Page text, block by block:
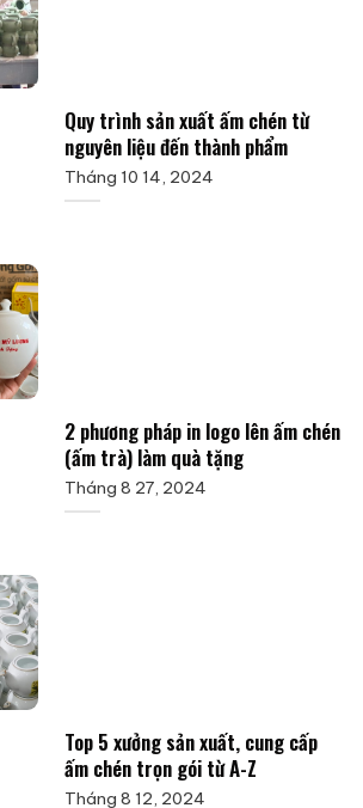
Quy trình sản xuất ấm chén từ
nguyên liệu đến thành phẩm
Tháng 10 14, 2024
2 phương pháp in logo lên ấm chén
(ấm trà) làm quà tặng
Tháng 8 27, 2024
Top 5 xưởng sản xuất, cung cấp
ấm chén trọn gói từ A-Z
Tháng 8 12, 2024